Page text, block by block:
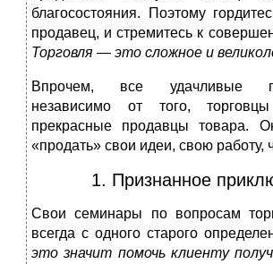
благосостояния. Поэтому
продавец, и стремитесь к
Торговля — это сложное и
Впрочем, все удачливые
независимо от того,
прекрасные продавцы товара.
«продать» свои идеи, свою работу,
1. Признанное
Свои семинары по вопросам
всегда с одного старого
это значит помочь клиенту